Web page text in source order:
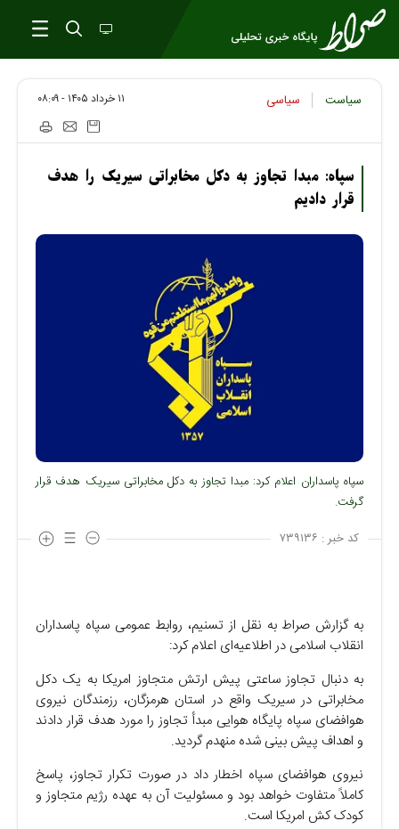
سیاست سیاسی ۱۱ خرداد ۱۴۰۵ - ۰۸:۰۹
سپاه: مبدا تجاوز به دکل مخابراتی سیریک را هدف
قرار دادیم
سپاه پاسداران اعلام کرد: مبدا تجاوز به دکل مخابراتی سیریک هدف قرار
گرفت.
کد خبر : ۷۳۹۱۳۶
به گزارش صراط به نقل از تسنیم، روابط عمومی سپاه پاسداران
انقلاب اسلامی در اطلاعیه‌ای اعلام کرد:
به دنبال تجاوز ساعتی پیش ارتش متجاوز امریکا به یک دکل
مخابراتی در سیریک واقع در استان هرمزگان، رزمندگان نیروی
هوافضای سپاه پایگاه هوایی مبدأ تجاوز را مورد هدف قرار دادند
و اهداف پیش بینی شده منهدم گردید.
نیروی هوافضای سپاه اخطار داد در صورت تکرار تجاوز، پاسخ
کاملاً متفاوت خواهد بود و مسئولیت آن به عهده رژیم متجاوز و
کودک کش امریکا است.